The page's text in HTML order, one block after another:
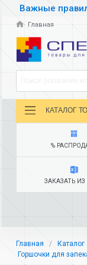
Важные
Главная
КАТАЛОГ
%
ЗАКАЗАТЬ ИЗ
Главная Каталог
Горшочки для